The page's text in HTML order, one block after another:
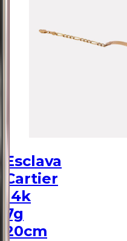
Esclava
Cartier
14k
7g
20cm